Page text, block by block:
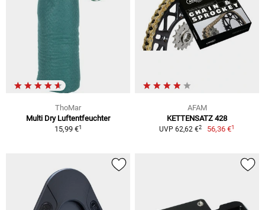
ThoMar
Multi Dry Luftentfeuchter
15,99 €1
AFAM
KETTENSATZ 428
UVP 62,62 €2 56,36 €1